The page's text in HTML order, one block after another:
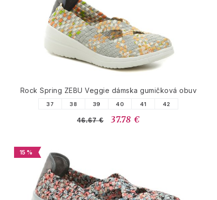
Rock Spring ZEBU Veggie dámska gumičková obuv
37 38 39 40 41 42
46.67 € 37.78 €
15 %